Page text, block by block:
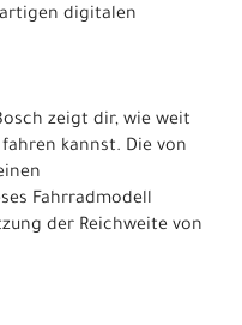
digitalen
zeigt dir, wie weit
kannst. Die von
Fahrradmodell
der Reichweite von